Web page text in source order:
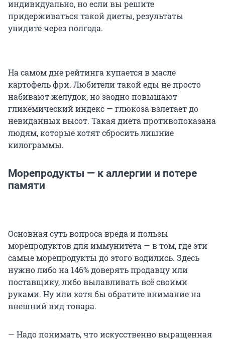
индивидуально, но если вы решите
придерживаться такой диеты, результаты
увидите через полгода.
На самом дне рейтинга купается в масле
картофель фри. Любители такой еды не просто
набивают желудок, но заодно повышают
гликемический индекс — глюкоза взлетает до
невиданных высот. Такая диета противопоказана
людям, которые хотят сбросить лишние
килограммы.
Морепродукты — к аллергии и потере
памяти
Основная суть вопроса вреда и пользы
морепродуктов для иммунитета — в том, где эти
самые морепродукты до этого водились. Здесь
нужно либо на 146% доверять продавцу или
поставщику, либо вылавливать всё своими
руками. Ну или хотя бы обратите внимание на
внешний вид товара.
— Надо понимать, что искусственно выращенная